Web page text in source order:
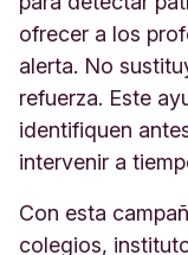
ofrecer a los
alerta. No
refuerza. Este
identifiquen
intervenir a
Con esta
colegios,